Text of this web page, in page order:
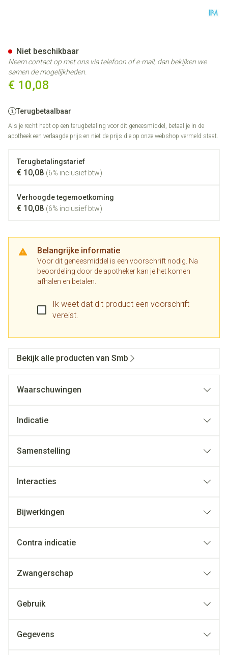
€ 10,08
Terugbetaalbaar
Als je recht hebt op een terugbetaling voor dit geneesmiddel, betaal je in de
apotheek een verlaagde prijs en niet de prijs die op onze webshop vermeld staat.
Terugbetalingstarief
€ 10,08 (6% inclusief btw)
Verhoogde tegemoetkoming
€ 10,08 (6% inclusief btw)
Belangrijke informatie
Voor dit geneesmiddel is een voorschrift nodig. Na
beoordeling door de apotheker kan je het komen
afhalen en betalen.
Ik weet dat dit product een voorschrift
vereist.
Niet beschikbaar
Neem contact op met ons via telefoon of e-mail, dan bekijken we
samen de mogelijkheden.
Bekijk alle producten van Smb
Waarschuwingen
Indicatie
Samenstelling
Interacties
Bijwerkingen
Contra indicatie
Zwangerschap
Gebruik
Gegevens